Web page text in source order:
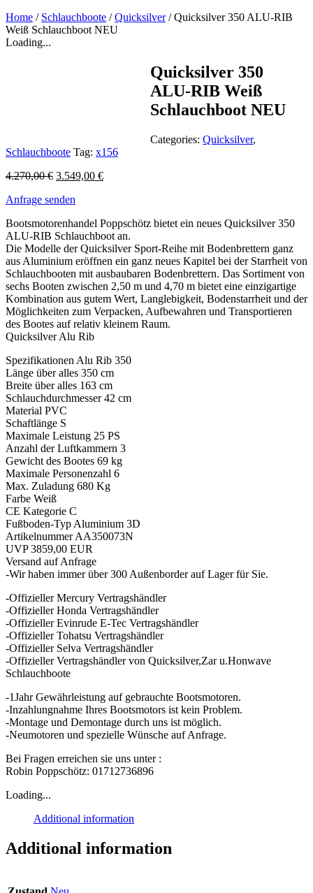
Home / Schlauchboote /Quicksilver/ Quicksilver 350 ALU-RIB
Weiß Schlauchboot NEU
Loading...
Quicksilver 350
ALU-RIB Weiß
Schlauchboot NEU
Categories:Quicksilver,
Schlauchboote Tag: x156
4.270,00€ 3.549,00 €
Anfrage senden
Bootsmotorenhandel Poppschötz bietet ein neues Quicksilver 350
ALU-RIB Schlauchboot an.
Die Modelle der Quicksilver Sport-Reihe mit Bodenbrettern ganz
aus Aluminium eröffnen ein ganz neues Kapitel bei der Starrheit von
Schlauchbooten mit ausbaubaren Bodenbrettern. Das Sortiment von
sechs Booten zwischen 2,50 m und 4,70 m bietet eine einzigartige
Kombination aus gutem Wert, Langlebigkeit, Bodenstarrheit und der
Möglichkeiten zum Verpacken, Aufbewahren und Transportieren
des Bootes auf relativ kleinem Raum.
Quicksilver Alu Rib
Spezifikationen Alu Rib 350
Länge über alles 350 cm
Breite über alles 163 cm
Schlauchdurchmesser 42 cm
Material PVC
Schaftlänge S
Maximale Leistung 25 PS
Anzahl der Luftkammern 3
Gewicht des Bootes 69 kg
Maximale Personenzahl 6
Max. Zuladung 680 Kg
Farbe Weiß
CE Kategorie C
Fußboden-Typ Aluminium 3D
Artikelnummer AA350073N
UVP 3859,00 EUR
Versand auf Anfrage
-Wir haben immer über 300 Außenborder auf Lager für Sie.
-Offizieller Mercury Vertragshändler
-Offizieller Honda Vertragshändler
-Offizieller Evinrude E-Tec Vertragshändler
-Offizieller Tohatsu Vertragshändler
-Offizieller Selva Vertragshändler
-Offizieller Vertragshändler von Quicksilver,Zar u.Honwave
Schlauchboote
-1Jahr Gewährleistung auf gebrauchte Bootsmotoren.
-Inzahlungnahme Ihres Bootsmotors ist kein Problem.
-Montage und Demontage durch uns ist möglich.
-Neumotoren und spezielle Wünsche auf Anfrage.
Bei Fragen erreichen sie uns unter :
Robin Poppschötz: 01712736896
Loading...
Additional information
Additional information